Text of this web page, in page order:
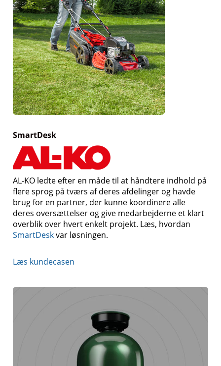
SmartDesk
AL-KO ledte efter en måde til at håndtere indhold på
flere sprog på tværs af deres afdelinger og havde
brug for en partner, der kunne koordinere alle
deres oversættelser og give medarbejderne et klart
overblik over hvert enkelt projekt. Læs, hvordan
SmartDeskvar løsningen.
Læs kundecasen